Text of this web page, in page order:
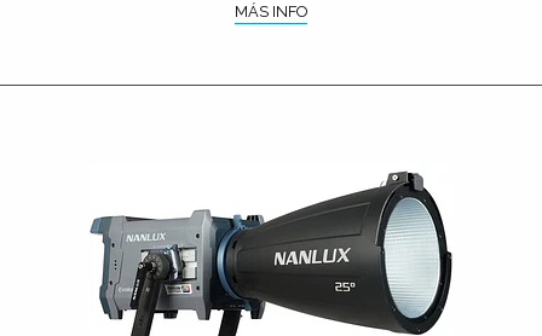
MÁS INFO